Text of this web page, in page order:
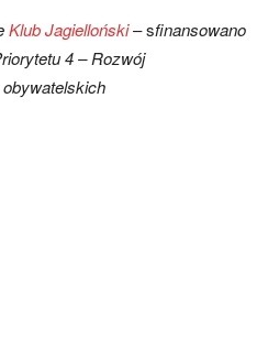
Klub Jagielloński– sfinansowano
4 – Rozwój